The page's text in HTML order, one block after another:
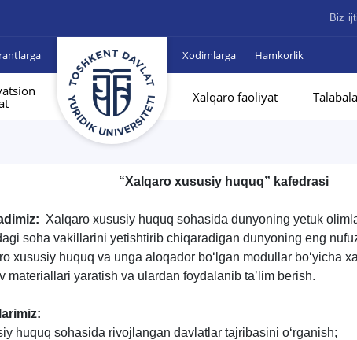
Biz
Xodimlarga Hamkorlik
Xalqaro faoliyat
“Xalqaro xususiy huquq” kafedrasi
Xalqaro xususiy huquq sohasida dunyoning yetuk
soha vakillarini yetishtirib chiqaradigan dunyoning eng
xususiy huquq va unga aloqador bo‘lgan modullar bo‘yicha
materiallari yaratish va ulardan foydalanib taʼlim berish.
huquq sohasida rivojlangan davlatlar tajribasini o‘rganish;